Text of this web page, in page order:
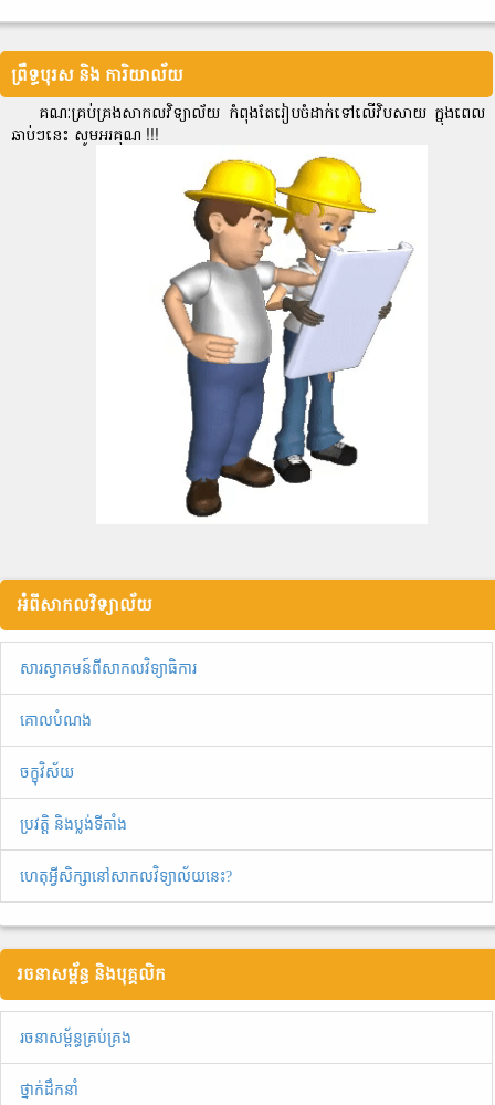
ព្រឹទ្ធបុរស និង ការិយាល័យ
គណៈគ្រប់គ្រងសាកលវិទ្យាល័យ កំពុងតែរៀបចំដាក់ទៅលើវិបសាយ ក្នុងពេល
ឆាប់ៗនេះ សូមអរគុណ !!!
អំពីសាកលវិទ្យាល័យ
សារស្វាគមន៍ពីសាកលវិទ្យាធិការ
គោលបំណង
ចក្ខុវិស័យ
ប្រវត្តិ និងប្លង់ទីតាំង
ហេតុអ្វីសិក្សានៅសាកលវិទ្យាល័យនេះ?
រចនាសម្ព័ន្ធ និងបុគ្គលិក
រចនាសម្ព័ន្ធគ្រប់គ្រង
ថ្នាក់ដឹកនាំ